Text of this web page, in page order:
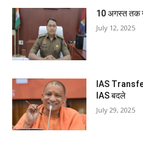
10 अगस्त तक
July 12, 2025
IAS
IAS बदले
July 29, 2025